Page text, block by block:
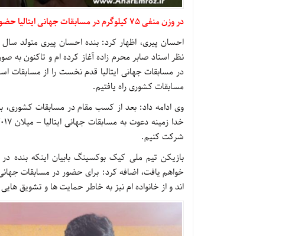
در وزن منفی 75 کیلوگرم در مسابقات جهانی ایتالیا حضور خواهم یافت
نظر استاد صابر محرم زاده آغاز کرده ام و تاکنون
در مسابقات جهانی ایتالیا قدم نخست را از مسابقات
مسابقات کشوری راه یافتیم.
وی ادامه داد: بعد از کسب مقام در مسابقات
شرکت کنیم.
خواهم یافت، اضافه کرد: برای حضور در مسابقات
اند و از خانواده ام نیز به خاطر حمایت ها و تشویق